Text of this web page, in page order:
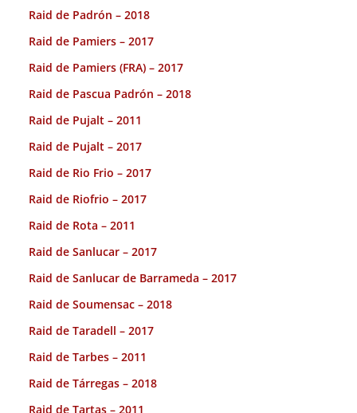
Raid de Padrón – 2018
Raid de Pamiers – 2017
Raid de Pamiers (FRA) – 2017
Raid de Pascua Padrón – 2018
Raid de Pujalt – 2011
Raid de Pujalt – 2017
Raid de Rio Frio – 2017
Raid de Riofrio – 2017
Raid de Rota – 2011
Raid de Sanlucar – 2017
Raid de Sanlucar de Barrameda – 2017
Raid de Soumensac – 2018
Raid de Taradell – 2017
Raid de Tarbes – 2011
Raid de Tárregas – 2018
Raid de Tartas – 2011